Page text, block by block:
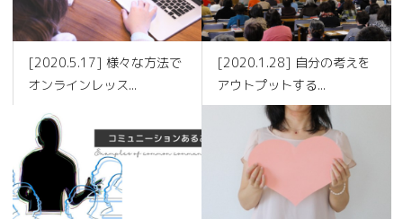
[2020.5.17] 様々な方法で
オンラインレッス...
[2020.1.28] 自分の考えを
アウトプットする...